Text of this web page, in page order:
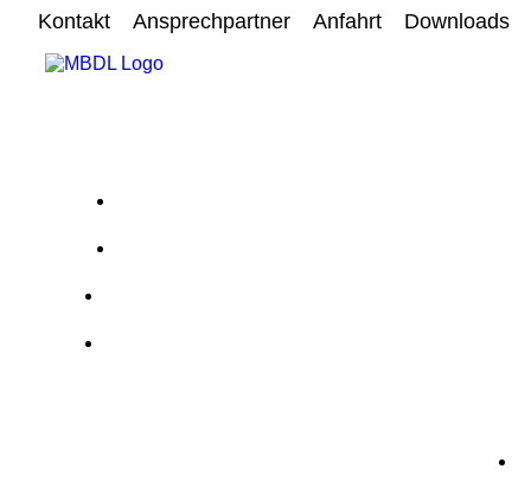
Kontakt Ansprechpartner Anfahrt Downloads